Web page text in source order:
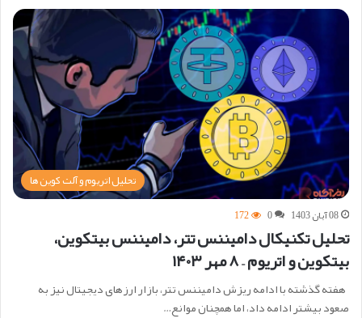
تحلیل اتریوم و آلت کوین ها
08 آبان 1403 0
172
تحلیل تکنیکال دامیننس تتر، دامیننس بیتکوین،
بیتکوین و اتریوم – ۸ مهر ۱۴۰۳
هفته گذشته با ادامه ریزش دامیننس تتر، بازار ارزهای دیجیتال نیز به
صعود بیشتر ادامه داد، اما همچنان موانع…